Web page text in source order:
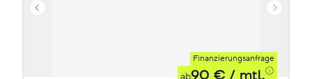
Finanzierungsanfrage